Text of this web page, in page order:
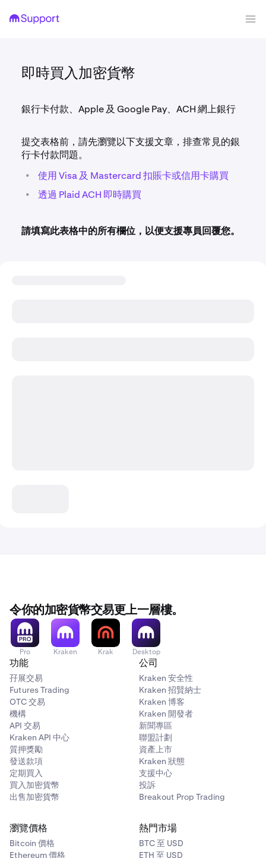
即時買入加密貨幣
銀行卡付款、Apple 及 Google Pay、ACH 網上銀行
提交表格前，請先瀏覽以下支援文章，排查常見的銀
行卡付款問題。
• 使用 Visa 及 Mastercard 扣賬卡或信用卡購買
• 透過 Plaid ACH 即時購買
請填寫此表格中的所有欄位，以便支援專員回覆您。
令你的加密貨幣交易更上一層樓。
Pro Kraken Krak Desktop
功能
孖展交易
Futures Trading
OTC 交易
機構
API 交易
Kraken API 中心
質押獎勵
發送款項
定期買入
買入加密貨幣
出售加密貨幣
公司
Kraken 安全性
Kraken 招賢納士
Kraken 博客
Kraken 開發者
新聞專區
聯盟計劃
資產上市
Kraken 狀態
支援中心
投訴
Breakout Prop Trading
瀏覽價格
Bitcoin 價格
Ethereum 價格
熱門市場
BTC 至 USD
ETH 至 USD